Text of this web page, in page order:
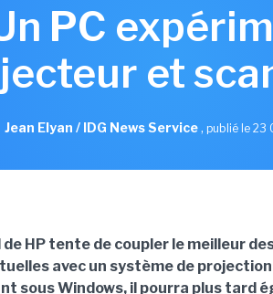
PC
et
Jean Elyan / IDG News Service, publié le 23
HP tente de coupler le meilleur
avec un système de
sous Windows, il pourra plus tard